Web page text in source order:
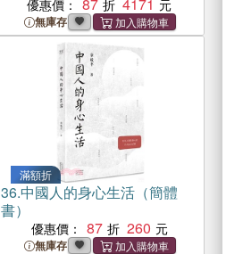
優惠價：
無庫存
滿額折
36.中國人的身心生活（簡體
書）
優惠價： 87 260
無庫存